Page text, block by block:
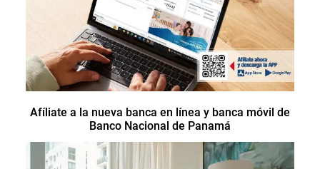
Afíliate a la nueva banca en línea y banca móvil de
Banco Nacional de Panamá